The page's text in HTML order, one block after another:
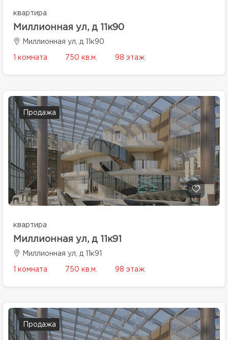
квартира
Миллионная ул, д 11к90
Миллионная ул, д 11к90
1 комната 750 кв.м. 98 этаж
Продажа
квартира
Миллионная ул, д 11к91
Миллионная ул, д 11к91
1 комната 750 кв.м. 98 этаж
Продажа